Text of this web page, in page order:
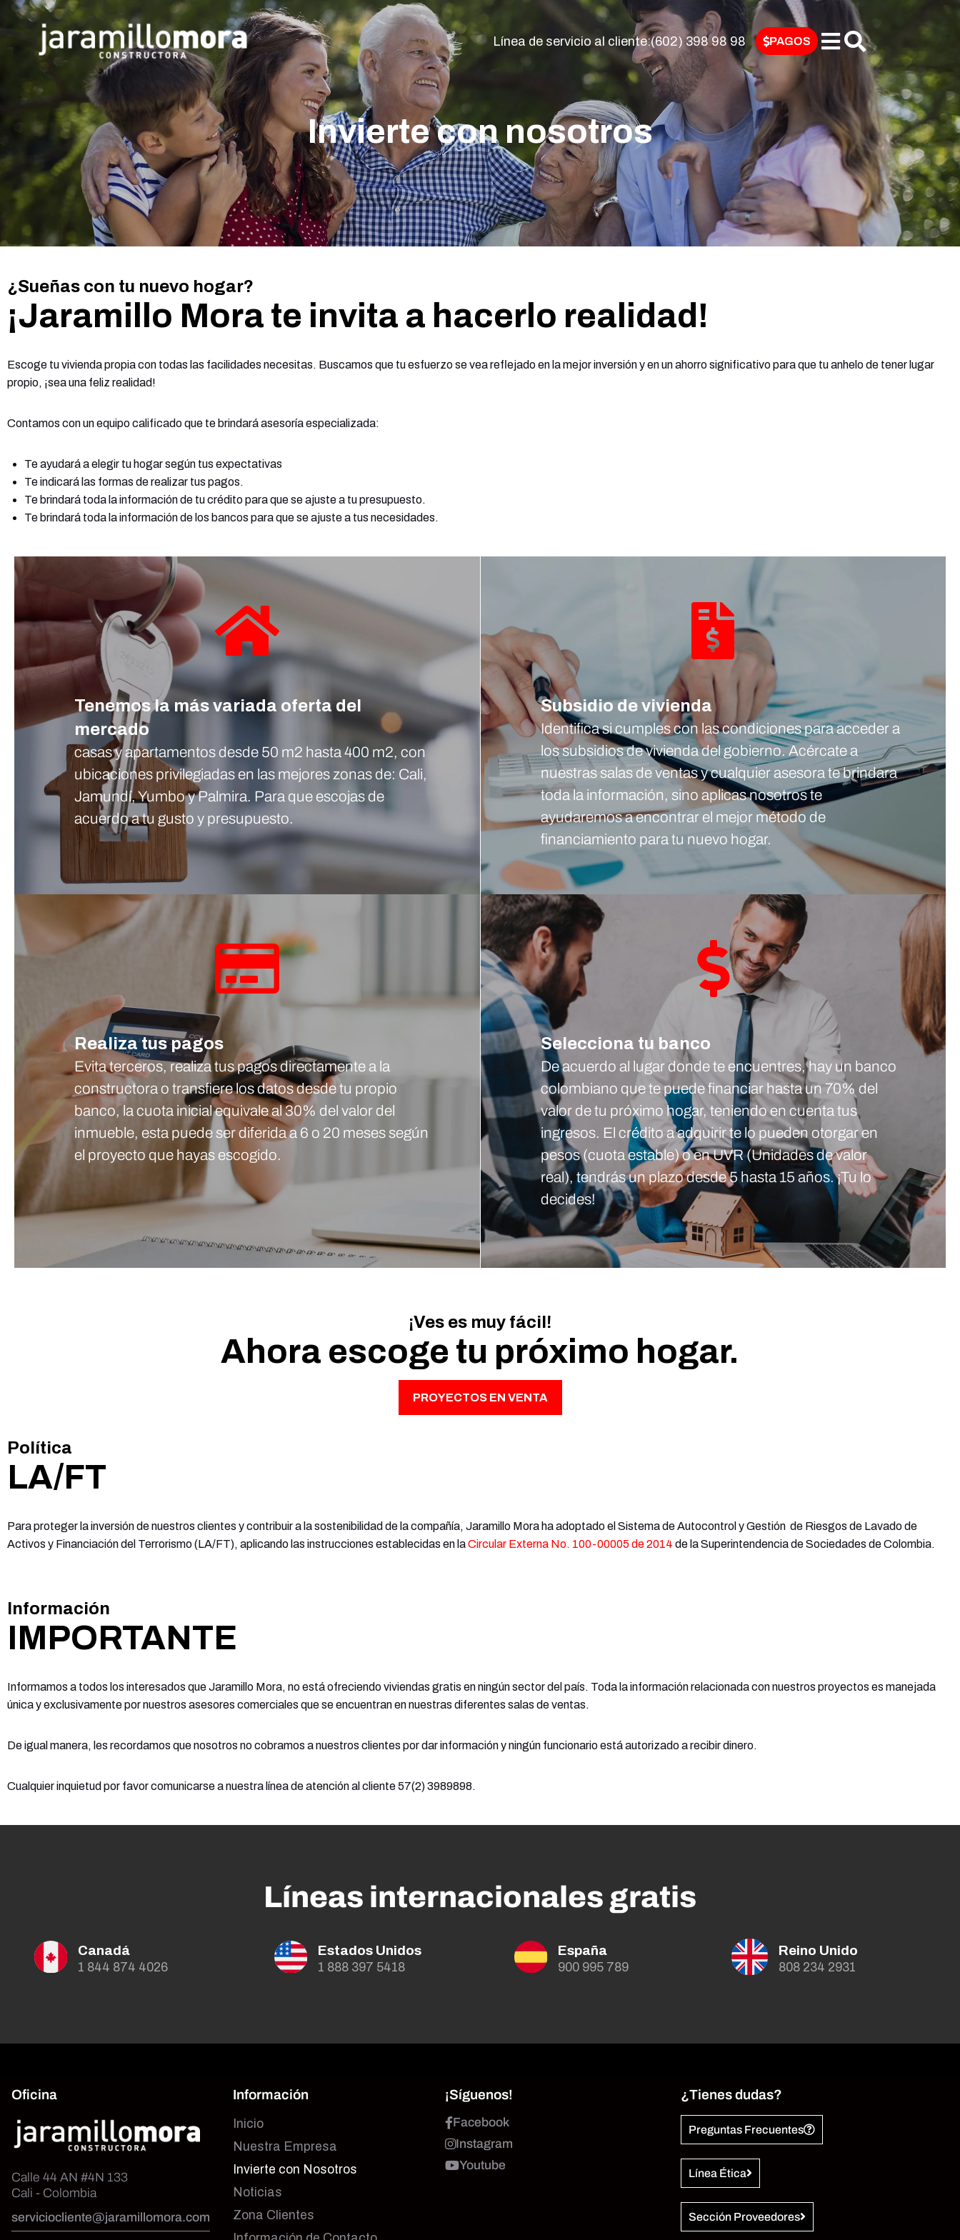
Línea de servicio al cliente:(602) 398 98 98 PAGOS
Invierte con nosotros
¿Sueñas con tu nuevo hogar?
¡Jaramillo Mora te invita a hacerlo realidad!
Escoge tu vivienda propia con todas las facilidades necesitas. Buscamos que tu esfuerzo se vea reflejado en la mejor inversión y en un ahorro significativo para que tu anhelo de tener lugar
propio, ¡sea una feliz realidad!
Contamos con un equipo calificado que te brindará asesoría especializada:
Te ayudará a elegir tu hogar según tus expectativas
Te indicará las formas de realizar tus pagos.
Te brindará toda la información de tu crédito para que se ajuste a tu presupuesto.
Te brindará toda la información de los bancos para que se ajuste a tus necesidades.
Tenemos la más variada oferta del
mercado
casas y apartamentos desde 50 m2 hasta 400 m2, con
ubicaciones privilegiadas en las mejores zonas de: Cali,
Jamundí, Yumbo y Palmira. Para que escojas de
acuerdo a tu gusto y presupuesto.
Subsidio de vivienda
Identifica si cumples con las condiciones para acceder a
los subsidios de vivienda del gobierno. Acércate a
nuestras salas de ventas y cualquier asesora te brindara
toda la información, sino aplicas nosotros te
ayudaremos a encontrar el mejor método de
financiamiento para tu nuevo hogar.
Realiza tus pagos
Evita terceros, realiza tus pagos directamente a la
constructora o transfiere los datos desde tu propio
banco, la cuota inicial equivale al 30% del valor del
inmueble, esta puede ser diferida a 6 o 20 meses según
el proyecto que hayas escogido.
Selecciona tu banco
De acuerdo al lugar donde te encuentres, hay un banco
colombiano que te puede financiar hasta un 70% del
valor de tu próximo hogar, teniendo en cuenta tus
ingresos. El crédito a adquirir te lo pueden otorgar en
pesos (cuota estable) o en UVR (Unidades de valor
real), tendrás un plazo desde 5 hasta 15 años. ¡Tu lo
decides!
¡Ves es muy fácil!
Ahora escoge tu próximo hogar.
PROYECTOS EN VENTA
Política
LA/FT
Para proteger la inversión de nuestros clientes y contribuir a la sostenibilidad de la compañía, Jaramillo Mora ha adoptado el Sistema de Autocontrol y Gestión de Riesgos de Lavado de
Activos y Financiación del Terrorismo (LA/FT), aplicando las instrucciones establecidas en laCircular Externa No. 100-00005 de 2014 de la Superintendencia de Sociedades de Colombia.
Información
IMPORTANTE
Informamos a todos los interesados que Jaramillo Mora, no está ofreciendo viviendas gratis en ningún sector del país. Toda la información relacionada con nuestros proyectos es manejada
única y exclusivamente por nuestros asesores comerciales que se encuentran en nuestras diferentes salas de ventas.
De igual manera, les recordamos que nosotros no cobramos a nuestros clientes por dar información y ningún funcionario está autorizado a recibir dinero.
Cualquier inquietud por favor comunicarse a nuestra línea de atención al cliente 57(2) 3989898.
Líneas internacionales gratis
Canadá
1 844 874 4026
Estados Unidos
1 888 397 5418
España
900 995 789
Reino Unido
808 234 2931
Oficina
Calle 44 AN #4N 133
Cali - Colombia
serviciocliente@jaramillomora.com
Información
Inicio
Nuestra Empresa
Invierte con Nosotros
Noticias
Zona Clientes
¡Síguenos!
Facebook
Instagram
Youtube
¿Tienes dudas?
Preguntas Frecuentes
Línea Ética
Sección Proveedores